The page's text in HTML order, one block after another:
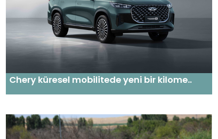
Chery küresel mobilitede yeni bir kilome..